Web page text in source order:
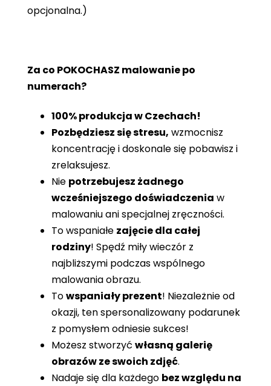
opcjonalna.)
Za co POKOCHASZ malowanie po
numerach?
100% produkcja w Czechach!
Pozbędziesz się stresu, wzmocnisz
koncentrację i doskonale się pobawisz i
zrelaksujesz.
Nie potrzebujesz żadnego
wcześniejszego doświadczenia w
malowaniu ani specjalnej zręczności.
To wspaniałe zajęcie dla całej
rodziny! Spędź miły wieczór z
najbliższymi podczas wspólnego
malowania obrazu.
Towspaniały prezent! Niezależnie od
okazji, ten spersonalizowany podarunek
z pomysłem odniesie sukces!
Możesz stworzyć własną galerię
obrazów ze swoich zdjęć.
Nadaje się dla każdego bez względu na